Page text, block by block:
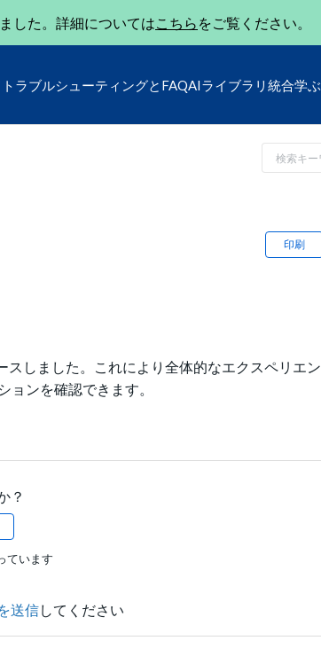
した。詳細についてはこちら をご覧ください。
トラブルシューティングとFAQAIライブラリ 統合学ぶ
印刷
しました。これにより全体的なエクスペリエン
ンを確認できます。
？
ています
送信してください